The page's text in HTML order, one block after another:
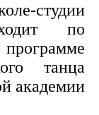
студии
по
танца
академии